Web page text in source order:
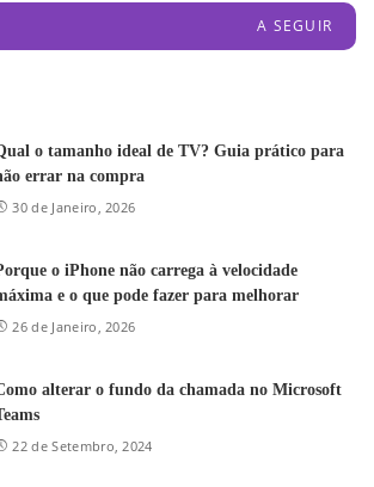
A SEGUIR
o tamanho ideal de TV? Guia prático para
errar na compra
30 de Janeiro, 2026
o iPhone não carrega à velocidade
e o que pode fazer para melhorar
26 de Janeiro, 2026
alterar o fundo da chamada no Microsoft
22 de Setembro, 2024